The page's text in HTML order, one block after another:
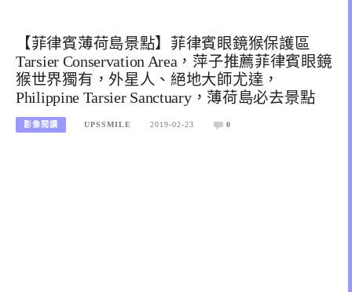
【菲律賓薄荷島景點】菲律賓眼鏡猴保護區
Tarsier Conservation Area，萍子推薦菲律賓眼鏡
猴世界獨有，外星人、絕地大師尤達，
Philippine Tarsier Sanctuary，薄荷島必去景點
影像閱讀 UPSSMILE 2019-02-23 0